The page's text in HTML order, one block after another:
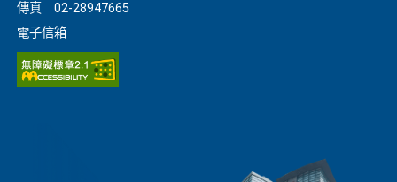
傳真
02-28947665
電子信箱